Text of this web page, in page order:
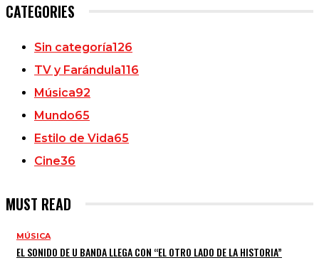
CATEGORIES
Sin categoría126
TV y Farándula116
Música92
Mundo65
Estilo de Vida65
Cine36
MUST READ
MÚSICA
EL SONIDO DE U BANDA LLEGA CON “EL OTRO LADO DE LA HISTORIA”